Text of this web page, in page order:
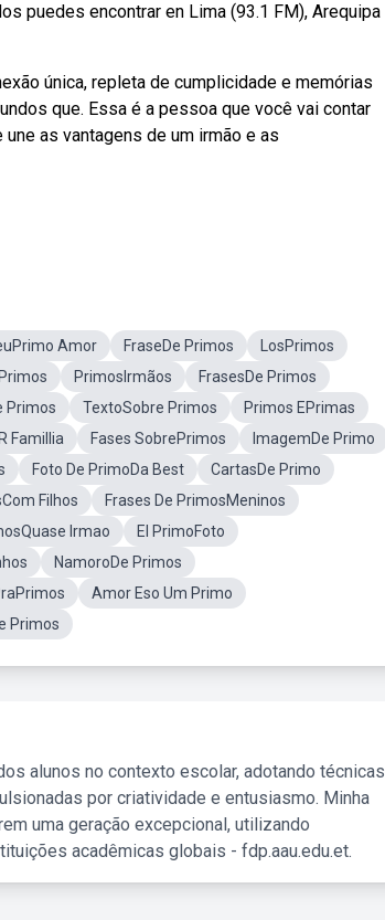
puedes encontrar en Lima (93.1 FM), Arequipa
única, repleta de cumplicidade e memórias
que. Essa é a pessoa que você vai contar
as vantagens de um irmão e as
Amor FraseDe Primos
LosPrimos
PrimosIrmãos
FrasesDe Primos
Primos TextoSobre Primos
Primos EPrimas
Famillia Fases SobrePrimos
ImagemDe Primo
Foto De PrimoDa Best
CartasDe Primo
Filhos
Frases De PrimosMeninos
Irmao
El PrimoFoto
NamoroDe Primos
Amor Eso Um Primo
Primos
alunos no contexto escolar, adotando técnicas
por criatividade e entusiasmo. Minha
uma geração excepcional, utilizando
acadêmicas globais - fdp.aau.edu.et.